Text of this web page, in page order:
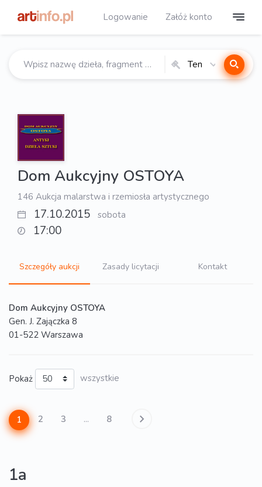
Logowanie Załóż konto
Ten
Dom Aukcyjny OSTOYA
146 Aukcja malarstwa i rzemiosła artystycznego
17.10.2015 sobota
17:00
Szczegóły aukcji Zasady licytacji Kontakt
Dom Aukcyjny OSTOYA
Gen. J. Zajączka 8
01-522 Warszawa
Pokaż wszystkie
1 2 3 ... 8
1a